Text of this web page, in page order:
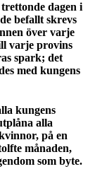
dagen i
befallt skrevs
över varje
varje provins
spark; det
med kungens
kungens
alla
på en
månaden,
som byte.